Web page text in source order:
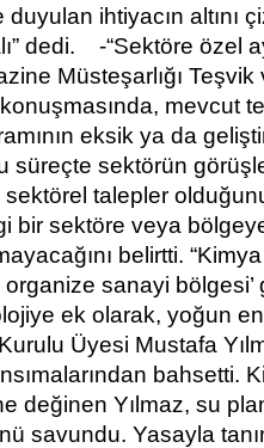
ihtiyacın altını
dedi. -“Sektöre özel
Müsteşarlığı
mevcut
eksik ya da
süreçte sektörün
talepler
bir sektöre veya
belirtti.
organize sanayi
ek olarak, yoğun
Üyesi Mustafa
bahsetti.
değinen Yılmaz, su
savundu. Yasayla